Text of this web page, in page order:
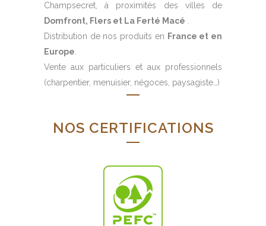
Champsecret, à proximités des villes de
Domfront, Flers et La Ferté Macé
Distribution de nos produits en France et en
Europe
Vente aux particuliers et aux professionnels
(charpentier, menuisier, négoces, paysagiste…)
NOS CERTIFICATIONS